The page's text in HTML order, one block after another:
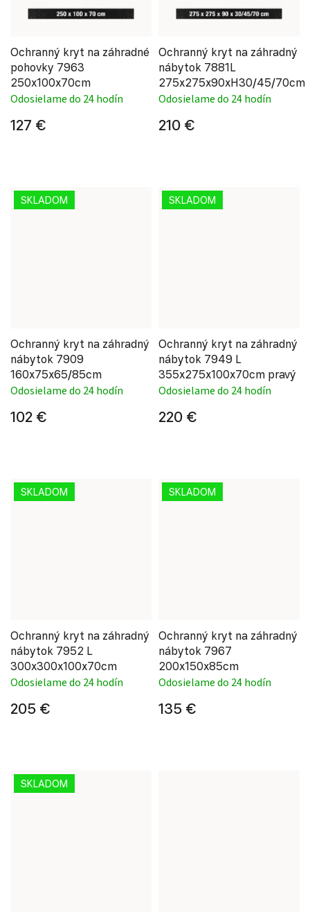
Ochranný kryt na záhradné
pohovky 7963
250x100x70cm
Odosielame do 24 hodín
127 €
Ochranný kryt na záhradný
nábytok 7881L
275x275x90xH30/45/70cm
Odosielame do 24 hodín
210 €
SKLADOM
Ochranný kryt na záhradný
nábytok 7909
160x75x65/85cm
Odosielame do 24 hodín
102 €
SKLADOM
Ochranný kryt na záhradný
nábytok 7949 L
355x275x100x70cm pravý
Odosielame do 24 hodín
220 €
SKLADOM
Ochranný kryt na záhradný
nábytok 7952 L
300x300x100x70cm
Odosielame do 24 hodín
205 €
SKLADOM
Ochranný kryt na záhradný
nábytok 7967
200x150x85cm
Odosielame do 24 hodín
135 €
SKLADOM